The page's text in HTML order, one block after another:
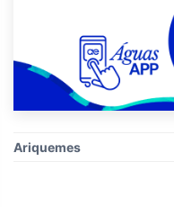
Ariquemes